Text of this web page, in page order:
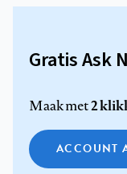
Gratis Ask
Maak met2
ACCOUNT